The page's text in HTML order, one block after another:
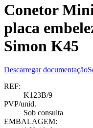
Conetor
placa
Simon K45
Descarregar documentação
REF:
K123B/9
PVP/unid.
Sob consulta
EMBALAGEM: